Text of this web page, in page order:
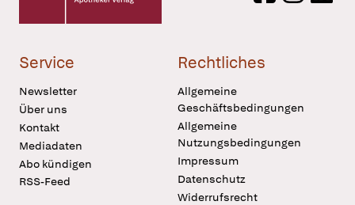
Service
Newsletter
Über uns
Kontakt
Mediadaten
Abo kündigen
RSS-Feed
Rechtliches
Allgemeine
Geschäftsbedingungen
Allgemeine
Nutzungsbedingungen
Impressum
Datenschutz
Widerrufsrecht